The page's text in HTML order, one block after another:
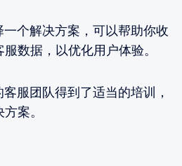
一个解决方案，可以帮助你收
数据，以优化用户体验。
服团队得到了适当的培训，
案。